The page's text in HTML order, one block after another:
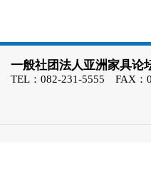
一般社团法人亚洲家具论
TEL：082-231-5555 FAX：